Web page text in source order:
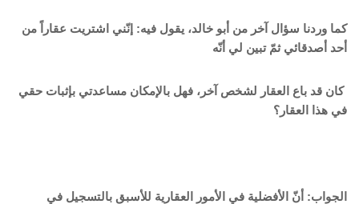
كما وردنا سؤال آخر من أبو خالد، يقول فيه: إنّني اشتريت عقاراً من
أحد أصدقائي ثمّ تبين لي أنّه
كان قد باع العقار لشخص آخر، فهل بالإمكان مساعدتي بإثبات حقي
في هذا العقار؟
الجواب: أنّ الأفضلية في الأمور العقارية للأسبق بالتسجيل في